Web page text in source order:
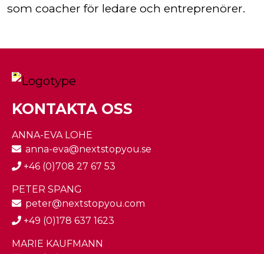
som coacher för ledare och entreprenörer.
KONTAKTA OSS
ANNA-EVA LOHE
anna-eva@nextstopyou.se
+46 (0)708 27 67 53
PETER SPANG
peter@nextstopyou.com
+49 (0)178 637 1623
MARIE KAUFMANN